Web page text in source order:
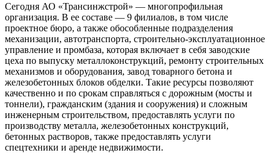
Сегодня АО «Трансинжстрой» — многопрофильная
организация. В ее составе — 9 филиалов, в том числе
проектное бюро, а также обособленные подразделения
механизации, автотранспорта, строительно-эксплуатационное
управление и промбаза, которая включает в себя заводские
цеха по выпуску металлоконструкций, ремонту строительных
механизмов и оборудования, завод товарного бетона и
железобетонных блоков обделки. Такие ресурсы позволяют
качественно и по срокам справляться с дорожным (мосты и
тоннели), гражданским (здания и сооружения) и сложным
инженерным строительством, предоставлять услуги по
производству металла, железобетонных конструкций,
бетонных растворов, также предоставлять услуги
спецтехники и аренде недвижимости.